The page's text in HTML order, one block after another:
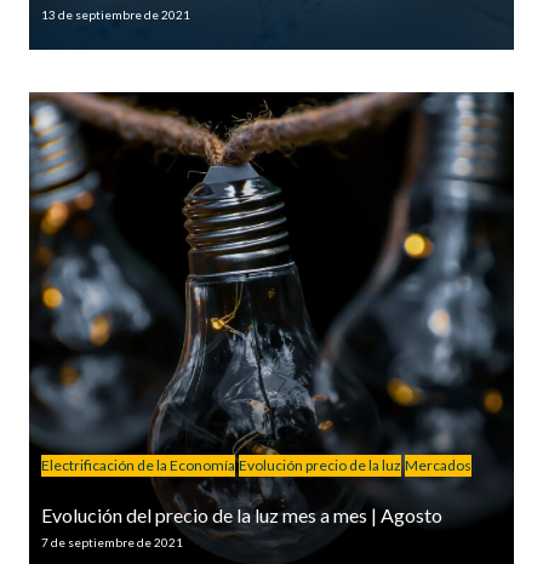
13 de septiembre de 2021
Electrificación de la Economía Evolución precio de la luz Mercados
Evolución del precio de la luz mes a mes | Agosto
7 de septiembre de 2021